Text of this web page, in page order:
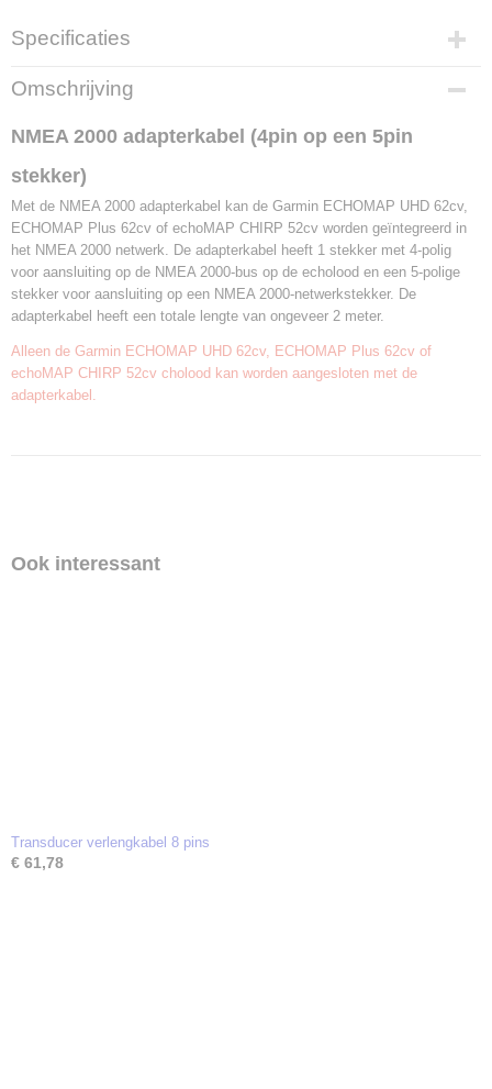
Specificaties
Productcode leverancier
010-12445-10
Omschrijving
NMEA 2000 adapterkabel (4pin op een 5pin
stekker)
Met de NMEA 2000 adapterkabel kan de Garmin ECHOMAP UHD 62cv,
ECHOMAP Plus 62cv of echoMAP CHIRP 52cv worden geïntegreerd in
het NMEA 2000 netwerk. De adapterkabel heeft 1 stekker met 4-polig
voor aansluiting op de NMEA 2000-bus op de echolood en een 5-polige
stekker voor aansluiting op een NMEA 2000-netwerkstekker. De
adapterkabel heeft een totale lengte van ongeveer 2 meter.
Alleen de Garmin ECHOMAP UHD 62cv, ECHOMAP Plus 62cv of
echoMAP CHIRP 52cv cholood kan worden aangesloten met de
adapterkabel.
Ook interessant
Transducer verlengkabel 8 pins
€ 61,78